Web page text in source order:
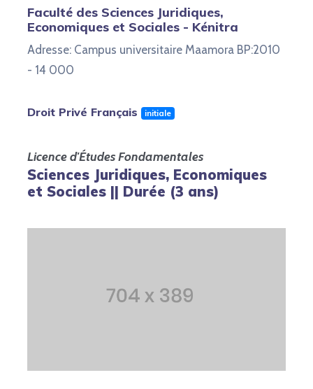
Faculté des Sciences Juridiques,
Economiques et Sociales - Kénitra
Adresse: Campus universitaire Maamora BP:2010
- 14 000
Droit Privé Français initiale
Licence d'Études Fondamentales
Sciences Juridiques, Economiques
et Sociales || Durée (3 ans)